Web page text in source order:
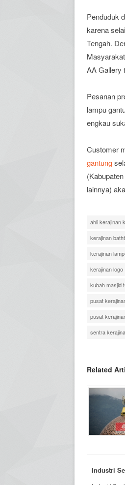
Penduduk
karena
Tengah.
AA Gallery
Pesanan
lampu
engkau
Customer
gantung
lainnya)
ahli kerajinan
kerajinan
kerajinan
kerajinan logo
kubah masjid
pusat
pusat
sentra
Related
Industri